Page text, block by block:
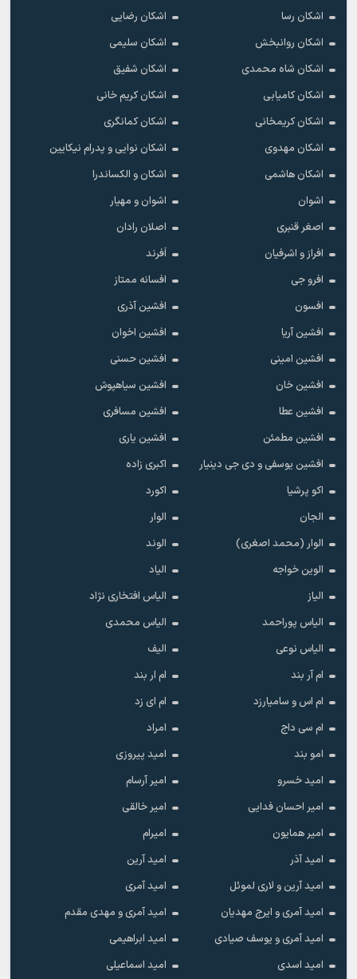
اشکان رسا
اشکان رضایی
اشکان روانبخش
اشکان سلیمی
اشکان شاه محمدی
اشکان شفیق
اشکان کامیابی
اشکان کریم خانی
اشکان کریمخانی
اشکان کمانگری
اشکان مهدوی
اشکان نوایی و پدرام نیکایین
اشکان هاشمی
اشکان و الکساندرا
اشوان
اشوان و مهیار
اصغر قنبری
اصلان رادان
افراز و اشرفیان
اَفرند
افرو جی
افسانه ممتاز
افسون
افشین آذری
افشین آریا
افشین اخوان
افشین امینی
افشین حسنی
افشین خان
افشین سیاهپوش
افشین عطا
افشین مسافری
افشین مطمئن
افشین یاری
افشین یوسفی و دی جی دینیار
اکبری زاده
اکو پرشیا
اکورد
الجان
الوار
الوار (محمد اصغری)
الوند
الوین خواجه
الیاد
الیاز
الیاس افتخاری نژاد
الیاس پوراحمد
الیاس محمدی
الیاس نوعی
الیف
ام آر بند
ام ار بند
ام اس و سامیارزد
ام ای زد
ام سی داج
امراد
امو بند
امید پیروزی
امید خسرو
امیر آرسام
امیر احسان فدایی
امیر خالقى
امیر همایون
امیرام
امید آذر
امید آرین
امید آرین و لاری لموئل
امید آمری
امید آمری و ایرج مهدیان
امید آمری و مهدی مقدم
امید آمری و یوسف صیادی
امید ابراهیمی
امید اسدی
امید اسماعیلی